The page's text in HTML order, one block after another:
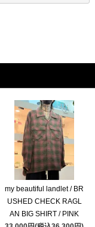
my beautiful landlet / BR
USHED CHECK RAGL
AN BIG SHIRT / PINK